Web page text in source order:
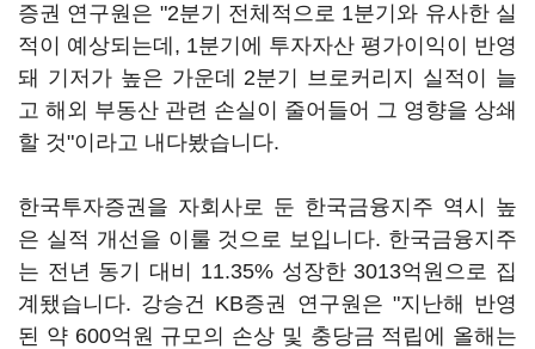
증권 연구원은 "2분기 전체적으로 1분기와 유사한 실
적이 예상되는데, 1분기에 투자자산 평가이익이 반영
돼 기저가 높은 가운데 2분기 브로커리지 실적이 늘
고 해외 부동산 관련 손실이 줄어들어 그 영향을 상쇄
할 것"이라고 내다봤습니다.
한국투자증권을 자회사로 둔 한국금융지주 역시 높
은 실적 개선을 이룰 것으로 보입니다. 한국금융지주
는 전년 동기 대비 11.35% 성장한 3013억원으로 집
계됐습니다. 강승건 KB증권 연구원은 "지난해 반영
된 약 600억원 규모의 손상 및 충당금 적립에 올해는